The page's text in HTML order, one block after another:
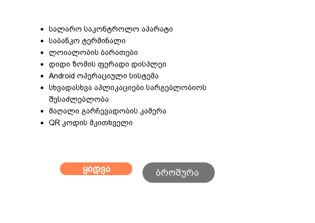
სალარო საკონტროლო აპარატი
საბანკო ტერმინალი
ლოიალობის ბარათები
დიდი ზომის ფერადი დისპლეი
Android ოპერაციული სისტემა
სხვადასხვა აპლიკაციები სარგებლობიოს
შესაძლებლობა
მაღალი გარჩევადობის კამერა
QR კოდის მკითხველი
ყიდვა ბროშურა